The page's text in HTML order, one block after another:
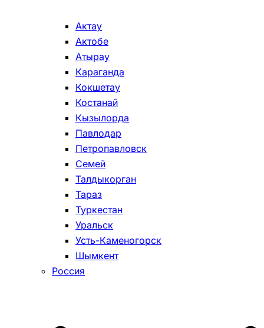
Актау
Актобе
Атырау
Караганда
Кокшетау
Костанай
Кызылорда
Павлодар
Петропавловск
Семей
Талдыкорган
Тараз
Туркестан
Уральск
Усть-Каменогорск
Шымкент
Россия